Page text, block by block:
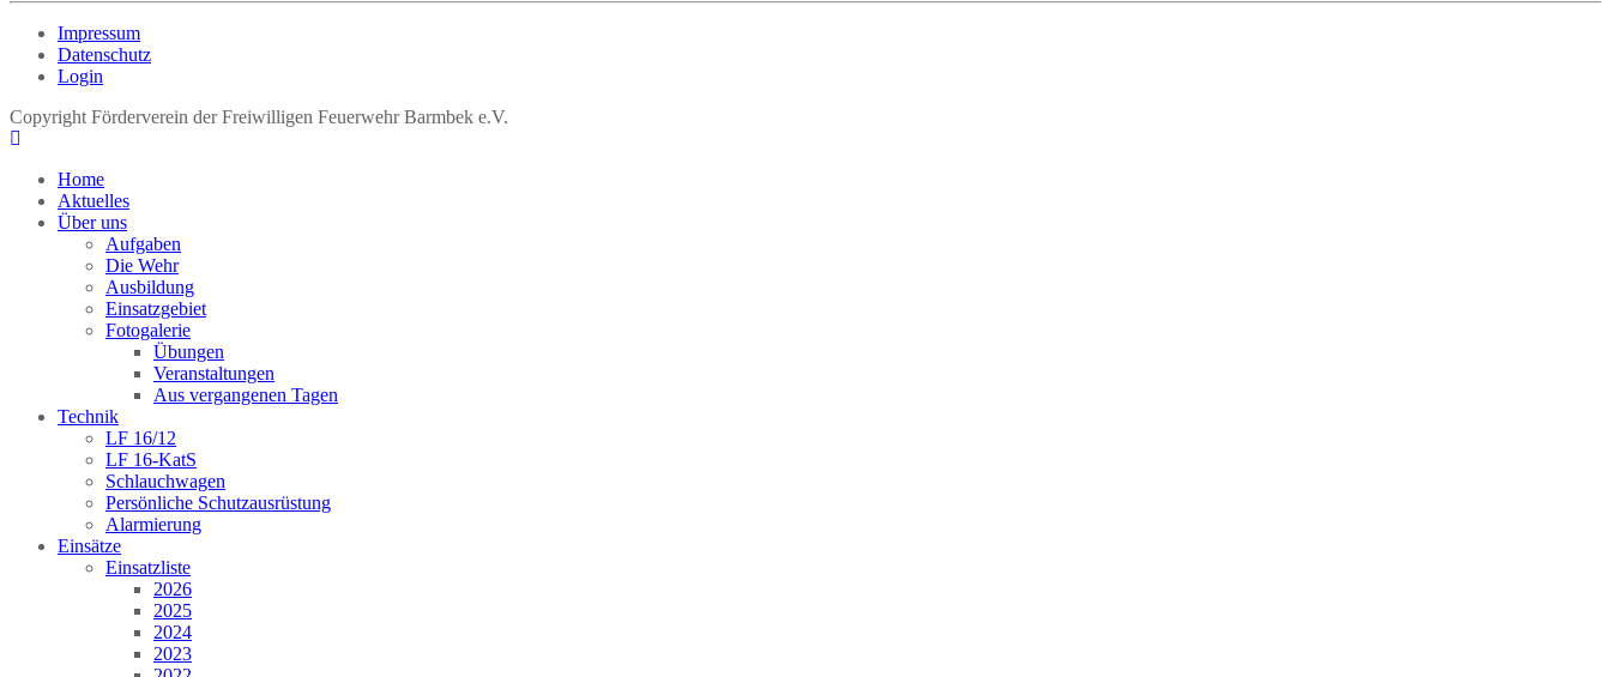
Impressum
Datenschutz
Login
Copyright Förderverein der Freiwilligen Feuerwehr Barmbek e.V.
Home
Aktuelles
Über uns
Aufgaben
Die Wehr
Ausbildung
Einsatzgebiet
Fotogalerie
Übungen
Veranstaltungen
Aus vergangenen Tagen
Technik
LF 16/12
LF 16-KatS
Schlauchwagen
Persönliche Schutzausrüstung
Alarmierung
Einsätze
Einsatzliste
2026
2025
2024
2023